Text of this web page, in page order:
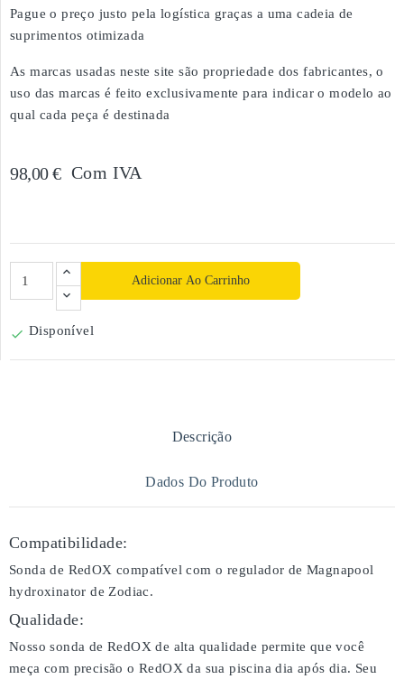
Pague o preço justo pela logística graças a uma cadeia de
suprimentos otimizada
As marcas usadas neste site são propriedade dos fabricantes, o
uso das marcas é feito exclusivamente para indicar o modelo ao
qual cada peça é destinada
98,00 € Com IVA
Adicionar Ao Carrinho
 Disponível
Descrição
Dados Do Produto
Compatibilidade:
Sonda de RedOX compatível com o regulador de Magnapool
hydroxinator de Zodiac.
Qualidade:
Nosso sonda de RedOX de alta qualidade permite que você
meça com precisão o RedOX da sua piscina dia após dia. Seu